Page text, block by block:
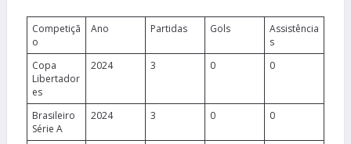
Competiçã
o
Ano Partidas Gols
Assistência
s
Copa
Libertador
es
2024 3 0 0
Brasileiro
Série A
2024 3 0 0